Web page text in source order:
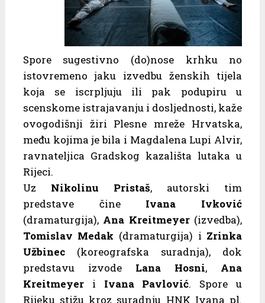
Spore sugestivno (do)nose krhku no
istovremeno jaku izvedbu ženskih tijela
koja se iscrpljuju ili pak podupiru u
scenskome istrajavanju i dosljednosti, kaže
ovogodišnji žiri Plesne mreže Hrvatska,
među kojima je bila i Magdalena Lupi Alvir,
ravnateljica Gradskog kazališta lutaka u
Rijeci.
Uz Nikolinu Pristaš, autorski tim
predstave čine Ivana Ivković
(dramaturgija), Ana Kreitmeyer(izvedba),
Tomislav Medak (dramaturgija) i Zrinka
Užbinec(koreografska suradnja), dok
predstavu izvode Lana Hosni, Ana
Kreitmeyeri Ivana Pavlović. Spore u
Rijeku stižu kroz suradnju HNK Ivana pl.